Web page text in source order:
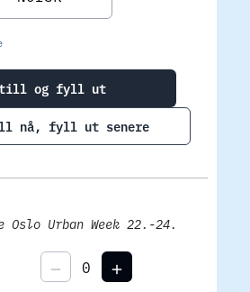
og fyll ut
nå, fyll ut senere
Urban Week 22.-24.